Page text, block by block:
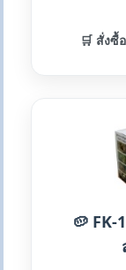
🛒 สั่งซื้
🥔 FK-